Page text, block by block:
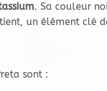
. Sa couleur
un élément clé
sont :